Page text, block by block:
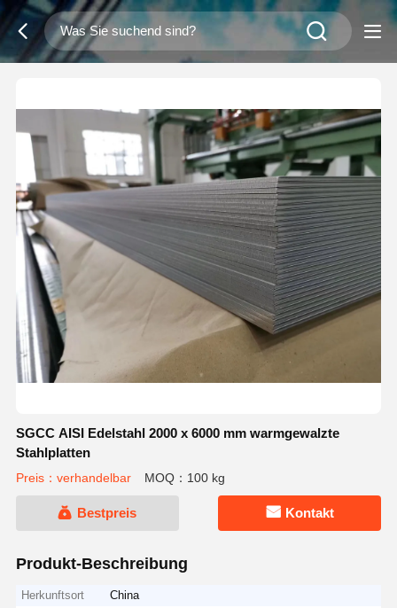
SGCC AISI Edelstahl 2000 x 6000 mm warmgewalzte
Stahlplatten
Preis：verhandelbar MOQ：100 kg
Bestpreis Kontakt
Produkt-Beschreibung
Herkunftsort
China